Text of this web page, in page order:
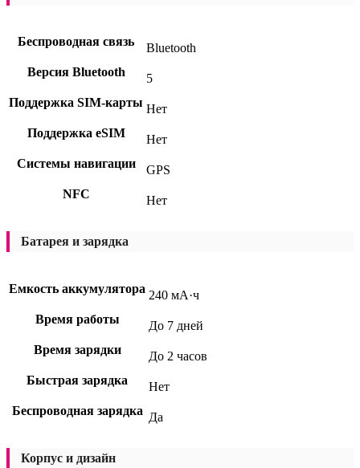
Беспроводная связь
Bluetooth
Версия Bluetooth
5
Поддержка SIM-карты Нет
Поддержка eSIM
Нет
Системы навигации
GPS
NFC
Нет
Батарея и зарядка
Емкость аккумулятора 240 мА·ч
Время работы
До 7 дней
Время зарядки
До 2 часов
Быстрая зарядка
Нет
Беспроводная зарядка Да
Корпус и дизайн